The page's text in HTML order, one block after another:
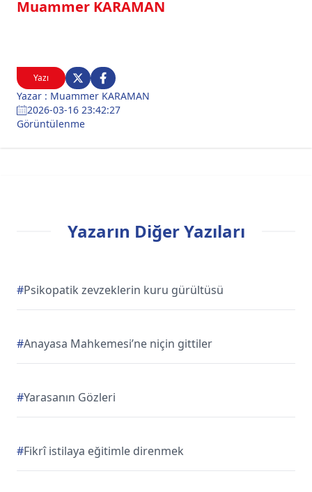
Yazı
Yazar : Muammer KARAMAN
2026-03-16 23:42:27
Görüntülenme
Muammer KARAMAN
Yazarın Diğer Yazıları
#Psikopatik zevzeklerin kuru gürültüsü
#Anayasa Mahkemesi’ne niçin gittiler
#Yarasanın Gözleri
#Fikrî istilaya eğitimle direnmek